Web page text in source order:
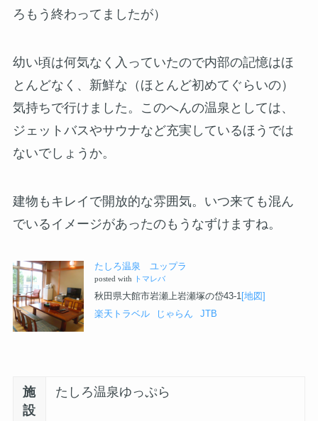
ろもう終わってましたが）
幼い頃は何気なく入っていたので内部の記憶はほ
とんどなく、新鮮な（ほとんど初めてぐらいの）
気持ちで行けました。このへんの温泉としては、
ジェットバスやサウナなど充実しているほうでは
ないでしょうか。
建物もキレイで開放的な雰囲気。いつ来ても混ん
でいるイメージがあったのもうなずけますね。
たしろ温泉 ユップラ
posted with トマレバ
秋田県大館市岩瀬上岩瀬塚の岱43-1 [地図]
楽天トラベル
じゃらん JTB
施
設
たしろ温泉ゆっぷら